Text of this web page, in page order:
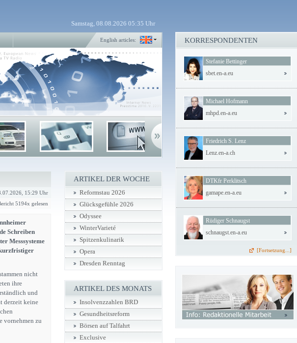
Samstag, 08.08.2026 05:35 Uhr
English articles:
15:29 Uhr
5194x gelesen
Schreiben
Messsysteme
nicht
ihre
und
derzeit keine
vornehmen zu
ARTIKEL DER WOCHE
Reformstau 2026
Glücksgefühle 2026
Odyssee
WinterVarieté
Spitzenkulinarik
Opera
Dresden Renntag
ARTIKEL DES MONATS
Insolvenzzahlen BRD
Gesundheitsreform
Börsen auf Talfahrt
Exclusive
KORRESPONDENTEN
Stefanie Bettinger
sbet.en-a.eu
Michael Hofmann
mhpd.en-a.eu
Friedrich S. Lenz
Lenz.en-a.ch
DTKfr Perklitsch
gamape.en-a.eu
Rüdiger Schnaugst
schnaugst.en-a.eu
[Fortsetzung...]